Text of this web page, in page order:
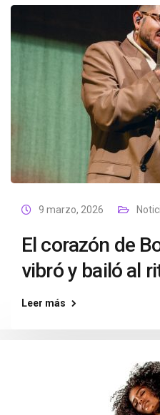
9 marzo, 2026
El corazón de
vibró y bailó al
Leer más